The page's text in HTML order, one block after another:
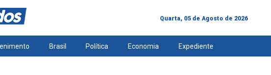
Quarta, 05 de Agosto de 2026
Brasil Política Economia Expediente